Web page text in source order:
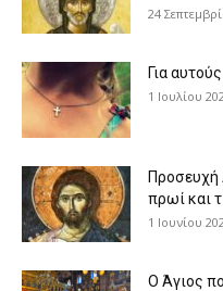
24
Για
1 Ιουλίου
Προσευχή
πρωί και
1 Ιουνίου
Ο Άγιος